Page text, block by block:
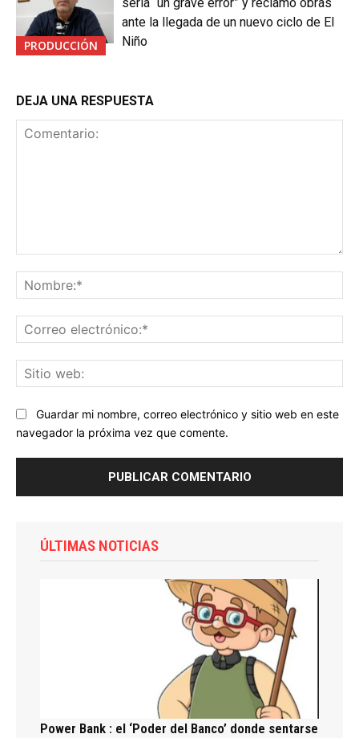
PRODUCCIÓN
ante la llegada de un nuevo ciclo de El
Niño
DEJA UNA RESPUESTA
Guardar mi nombre, correo electrónico y sitio web en este
navegador la próxima vez que comente.
ÚLTIMAS NOTICIAS
Power Bank : el ‘Poder del Banco’ donde sentarse